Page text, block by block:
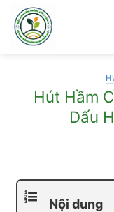
qua
dung
Hút Hầm
Dấu
Nội dung